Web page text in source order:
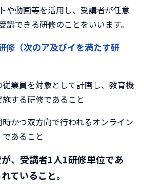
や動画等を活用し、受講者が任意
講できる研修のことをいいます。
修（次のア及びイを満たす研
業員を対象として計画し、教育機
する研修であること
かつ双方向で行われるオンライン
あること
、受講者1人1研修単位であ
ていること。